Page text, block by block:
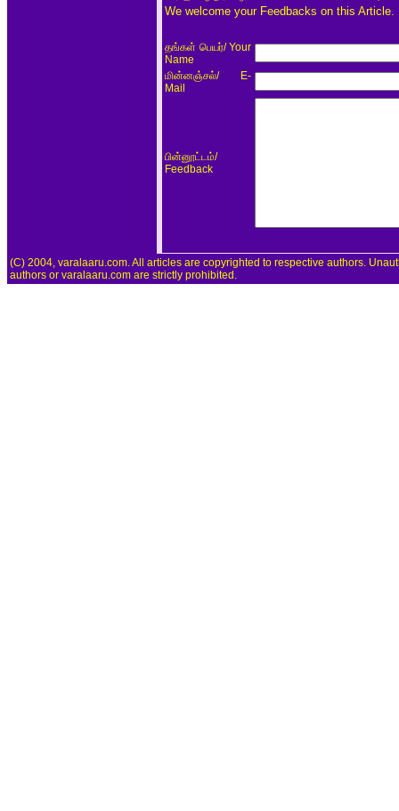
We welcome your Feedbacks on this
தங்கள் பெயர்/ Your
Name
மின்னஞ்சல்/ E-
Mail
பின்னூட்டம்/
Feedback
(C) 2004, varalaaru.com. All articles are copyrighted to respective authors.
authors or varalaaru.com are strictly prohibited.